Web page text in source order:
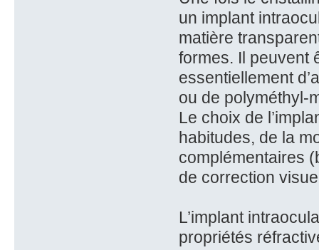
un implant
matière
formes. Il peuvent
essentiellement
ou de polyméthyl-
Le choix de
habitudes, de la
complémentaires
de correction
L’implant
propriétés